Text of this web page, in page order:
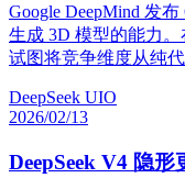
Google DeepMind 发
生成 3D 模型的能力。
试图将竞争维度从纯
DeepSeek UIO
2026/02/13
DeepSeek V4 隐